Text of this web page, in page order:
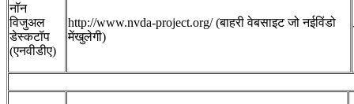
नॉन
विजुअल
डेस्‍कटॉप
(एनवीडीए)
http://www.nvda-project.org/ (बाहरी वेबसाइट जो नईविंडो
मेंखुलेगी)